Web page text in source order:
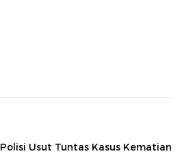
Usut Tuntas Kasus Kematian